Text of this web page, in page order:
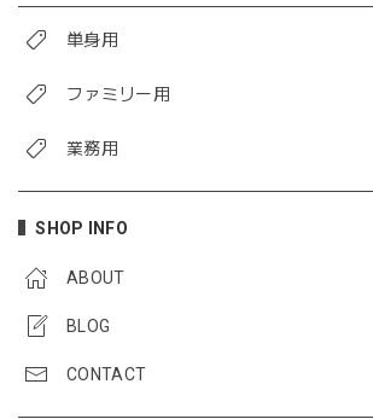
単身用
ファミリー用
業務用
SHOP INFO
ABOUT
BLOG
CONTACT